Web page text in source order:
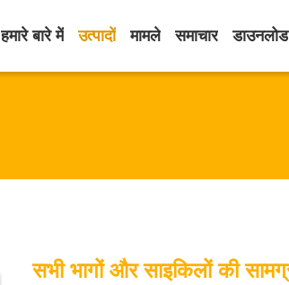
हमारे बारे में उत्पादों मामले समाचार
सभी भागों और साइकिलों की